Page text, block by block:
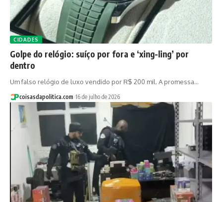
CIDADES
Golpe do relógio: suíço por fora e ‘xing-ling’ por
dentro
Um falso relógio de luxo vendido por R$ 200 mil. A promessa…
coisasdapolitica.com 16 de julho de 2026